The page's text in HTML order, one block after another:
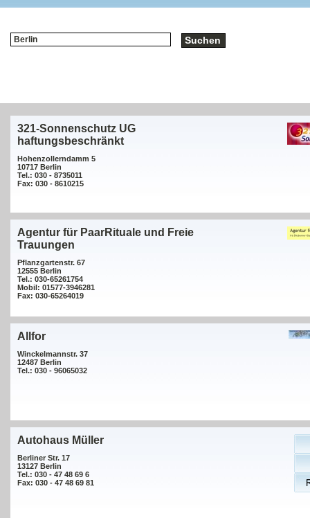
321-Sonnenschutz UG
haftungsbeschränkt
Hohenzollerndamm 5
10717 Berlin
Tel.: 030 - 8735011
Fax: 030 - 8610215
Agentur für PaarRituale und Freie
Trauungen
Pflanzgartenstr. 67
12555 Berlin
Tel.: 030-65261754
Mobil: 01577-3946281
Fax: 030-65264019
Allfor
Winckelmannstr. 37
12487 Berlin
Tel.: 030 - 96065032
Autohaus Müller
Berliner Str. 17
13127 Berlin
Tel.: 030 - 47 48 69 6
Fax: 030 - 47 48 69 81